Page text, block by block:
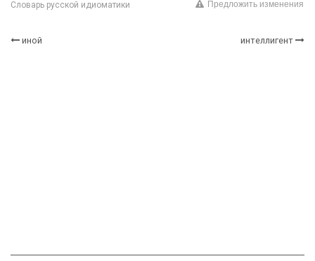
Словарь русской идиоматики Предложить изменения
иной интеллигент